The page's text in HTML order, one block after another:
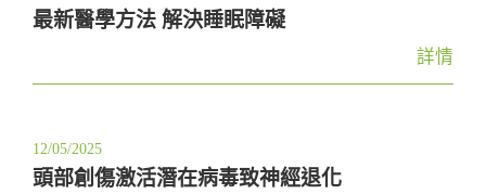
最新醫學方法 解決睡眠障礙
詳情
12/05/2025
頭部創傷激活潛在病毒致神經退化